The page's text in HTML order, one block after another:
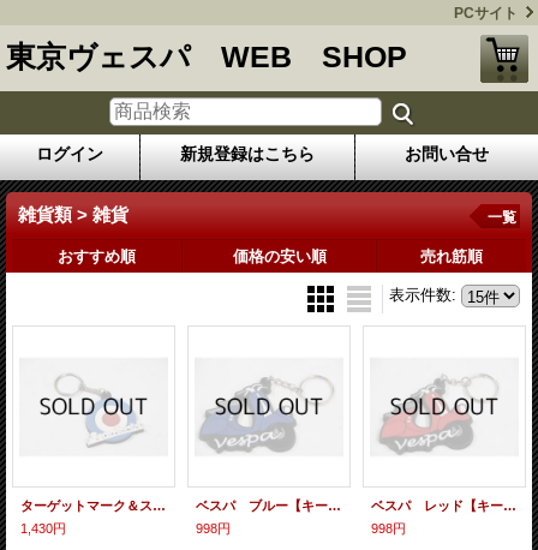
PCサイト
東京ヴェスパ WEB SHOP
ログイン 新規登録はこちら お問い合せ
雑貨類 > 雑貨 一覧
おすすめ順 価格の安い順 売れ筋順
表示件数:
ターゲットマーク＆スクーターリスト【キーホルダー】
1,430円
ベスパ ブルー【キーホルダー】
998円
ベスパ レッド【キーホルダー】
998円